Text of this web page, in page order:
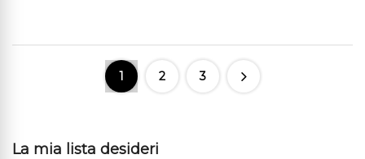
1 2 3
La mia lista desideri